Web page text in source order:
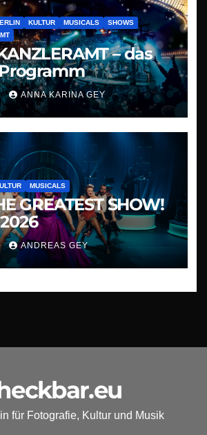
KULTUR MUSICALS
SHOWS
– das
ANNA KARINA GEY
MUSICALS
GREATEST SHOW!
ANDREAS GEY
für Fotografie, Kultur und Musik